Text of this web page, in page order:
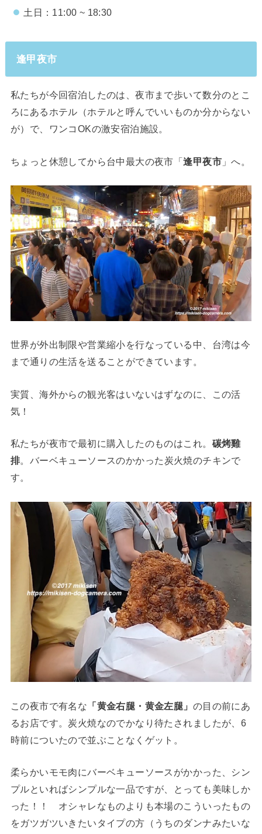
土日：11:00 ~ 18:30
逢甲夜市
私たちが今回宿泊したのは、夜市まで歩いて数分のとこ
ろにあるホテル（ホテルと呼んでいいものか分からない
が）で、ワンコOKの激安宿泊施設。
ちょっと休憩してから台中最大の夜市「逢甲夜市」へ。
世界が外出制限や営業縮小を行なっている中、台湾は今
まで通りの生活を送ることができています。
実質、海外からの観光客はいないはずなのに、この活
気！
私たちが夜市で最初に購入したのものはこれ。 碳烤雞
排。バーベキューソースのかかった炭火焼のチキンで
す。
この夜市で有名な 「黄金右腿・黄金左腿」 の目の前にあ
るお店です。炭火焼なのでかなり待たされましたが、6
時前についたので並ぶことなくゲット。
柔らかいモモ肉にバーベキューソースがかかった、シン
プルといればシンプルな一品ですが、とっても美味しか
った！！ オシャレなものよりも本場のこういったもの
をガツガツいきたいタイプの方（うちのダンナみたいな